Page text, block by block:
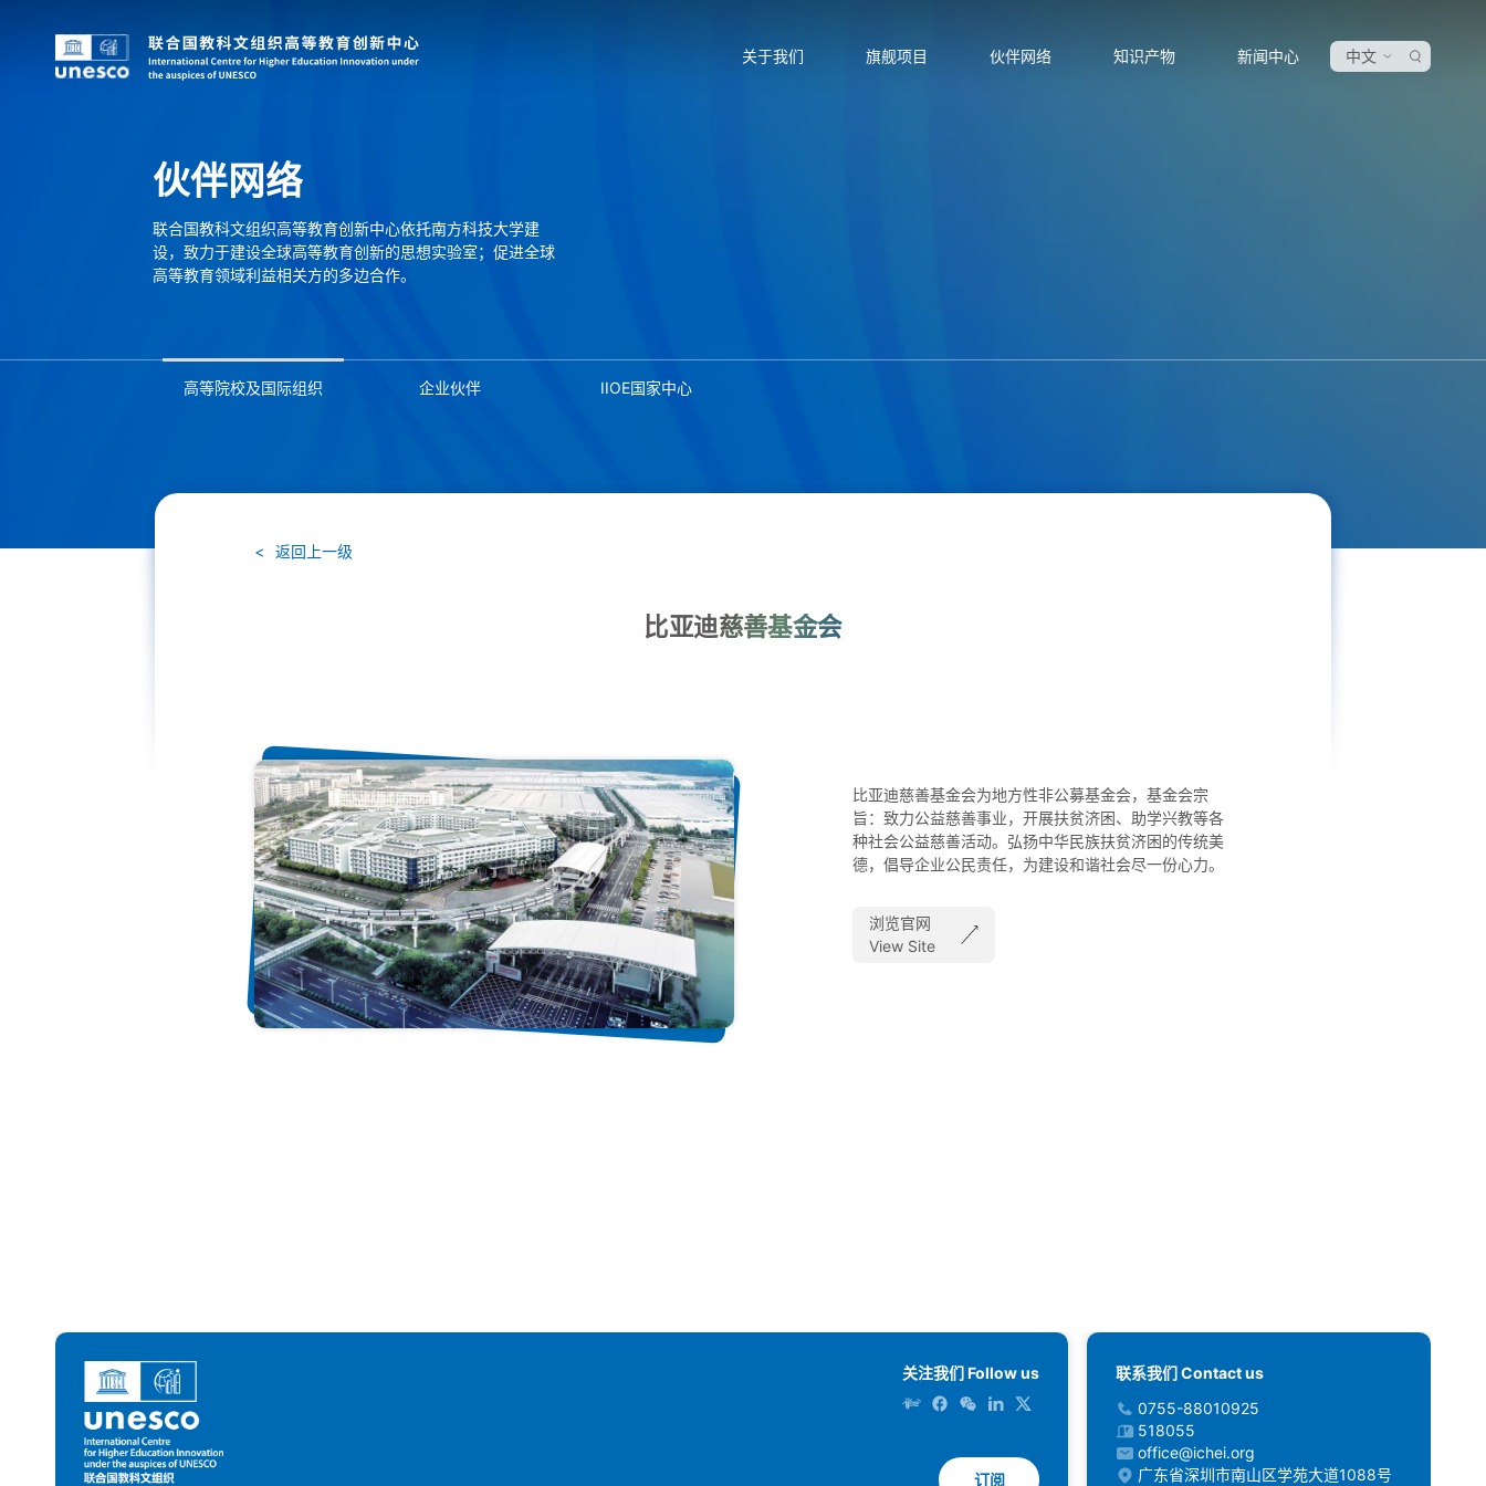
中文
关于我们 旗舰项目 伙伴网络 知识产物 新闻中心
伙伴网络
联合国教科文组织高等教育创新中心依托南方科技大学建
设，致力于建设全球高等教育创新的思想实验室；促进全球
高等教育领域利益相关方的多边合作。
高等院校及国际组织 企业伙伴 IIOE国家中心
返回上一级
比亚迪慈善基金会
比亚迪慈善基金会为地方性非公募基金会，基金会宗
旨：致力公益慈善事业，开展扶贫济困、助学兴教等各
种社会公益慈善活动。弘扬中华民族扶贫济困的传统美
德，倡导企业公民责任，为建设和谐社会尽一份心力。
浏览官网
View Site
关注我们 Follow us
订阅
联系我们 Contact us
0755-88010925
518055
office@ichei.org
广东省深圳市南山区学苑大道1088号